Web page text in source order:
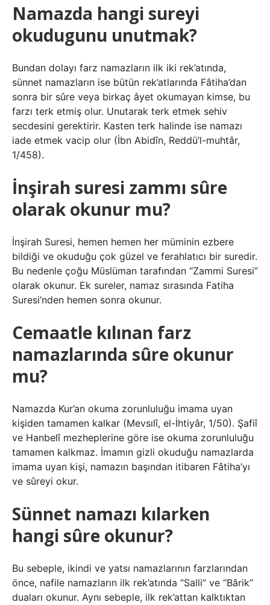
Namazda hangi sureyi
okudugunu unutmak?
Bundan dolayı farz namazların ilk iki rek’atında,
sünnet namazların ise bütün rek’atlarında Fâtiha’dan
sonra bir sûre veya birkaç âyet okumayan kimse, bu
farzı terk etmiş olur. Unutarak terk etmek sehiv
secdesini gerektirir. Kasten terk halinde ise namazı
iade etmek vacip olur (İbn Abidîn, Reddü’l-muhtâr,
1/458).
İnşirah suresi zammı sûre
olarak okunur mu?
İnşirah Suresi, hemen hemen her müminin ezbere
bildiği ve okuduğu çok güzel ve ferahlatıcı bir suredir.
Bu nedenle çoğu Müslüman tarafından “Zammi Suresi”
olarak okunur. Ek sureler, namaz sırasında Fatiha
Suresi’nden hemen sonra okunur.
Cemaatle kılınan farz
namazlarında sûre okunur
mu?
Namazda Kur’an okuma zorunluluğu imama uyan
kişiden tamamen kalkar (Mevsılî, el-İhtiyâr, 1/50). Şafiî
ve Hanbelî mezheplerine göre ise okuma zorunluluğu
tamamen kalkmaz. İmamın gizli okuduğu namazlarda
imama uyan kişi, namazın başından itibaren Fâtiha’yı
ve sûreyi okur.
Sünnet namazı kılarken
hangi sûre okunur?
Bu sebeple, ikindi ve yatsı namazlarının farzlarından
önce, nafile namazların ilk rek’atında “Salli” ve “Bârik”
duaları okunur. Aynı sebeple, ilk rek’attan kalktıktan